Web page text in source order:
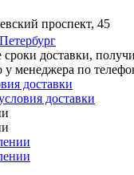
проспект, 45
доставки,
менеджера по
доставки
доставки